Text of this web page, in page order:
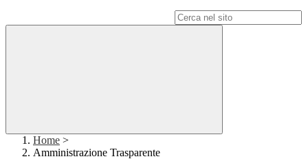
Home >
Amministrazione Trasparente